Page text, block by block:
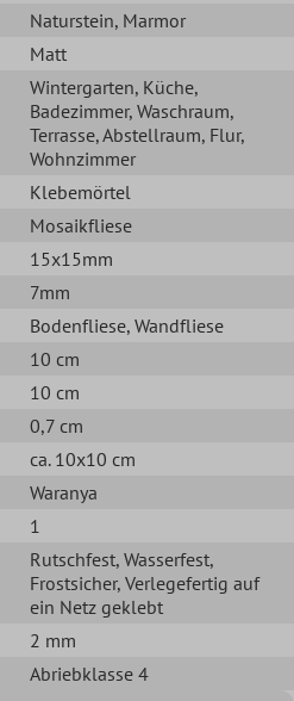
Naturstein, Marmor
Matt
Wintergarten, Küche,
Badezimmer, Waschraum,
Terrasse, Abstellraum, Flur,
Wohnzimmer
Klebemörtel
Mosaikfliese
15x15mm
7mm
Bodenfliese, Wandfliese
10 cm
10 cm
0,7 cm
ca. 10x10 cm
Waranya
1
Rutschfest, Wasserfest,
Frostsicher, Verlegefertig auf
ein Netz geklebt
2 mm
Abriebklasse 4